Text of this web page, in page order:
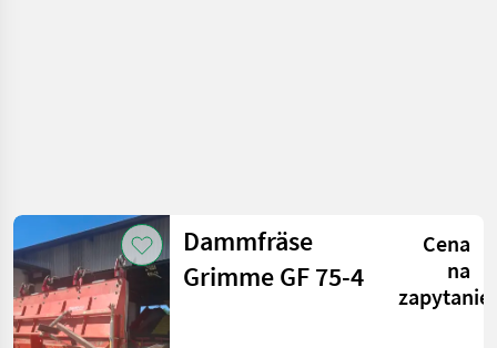
Dammfräse
Grimme GF 75-4
Cena
na
zapytanie